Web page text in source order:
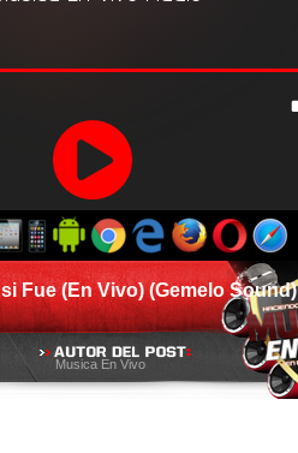
Fue (En Vivo) (Gemelo Sound)
Musica En Vivo